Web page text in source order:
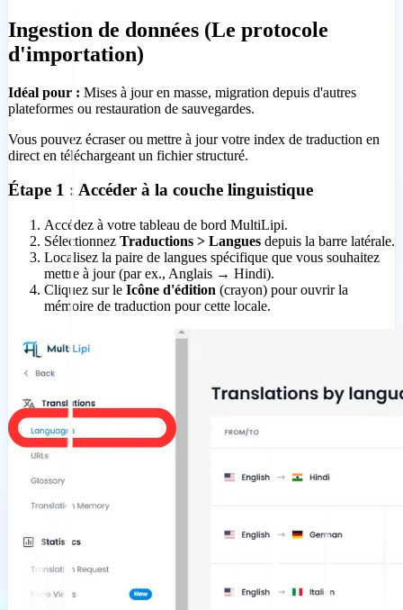
Ingestion de données (Le protocole
d'importation)
Idéal pour : Mises à jour en masse, migration depuis d'autres
plateformes ou restauration de sauvegardes.
Vous pouvez écraser ou mettre à jour votre index de traduction en
direct en téléchargeant un fichier structuré.
Étape 1 : Accéder à la couche linguistique
Accédez à votre tableau de bord MultiLipi.
Sélectionnez Traductions > Langues depuis la barre latérale.
Localisez la paire de langues spécifique que vous souhaitez
mettre à jour (par ex., Anglais → Hindi).
Cliquez sur le Icône d'édition (crayon) pour ouvrir la
mémoire de traduction pour cette locale.